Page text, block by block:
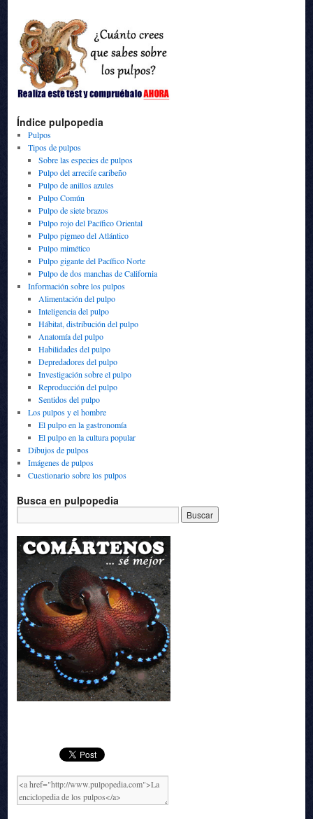
Índice pulpopedia
Pulpos
Tipos de pulpos
Sobre las especies de pulpos
Pulpo del arrecife caribeño
Pulpo de anillos azules
Pulpo Común
Pulpo de siete brazos
Pulpo rojo del Pacífico Oriental
Pulpo pigmeo del Atlántico
Pulpo mimético
Pulpo gigante del Pacífico Norte
Pulpo de dos manchas de California
Información sobre los pulpos
Alimentación del pulpo
Inteligencia del pulpo
Hábitat, distribución del pulpo
Anatomía del pulpo
Habilidades del pulpo
Depredadores del pulpo
Investigación sobre el pulpo
Reproducción del pulpo
Sentidos del pulpo
Los pulpos y el hombre
El pulpo en la gastronomía
El pulpo en la cultura popular
Dibujos de pulpos
Imágenes de pulpos
Cuestionario sobre los pulpos
Busca en pulpopedia